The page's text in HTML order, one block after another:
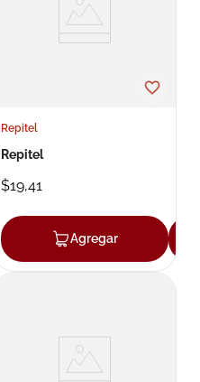
Agregar
Repitel
Repitel
$19,41
Agregar